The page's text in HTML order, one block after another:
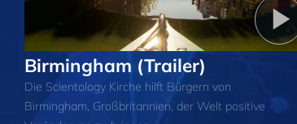
Birmingham (Trailer)
Die Scientology Kirche hilft Bürgern von
Birmingham, Großbritannien, der Welt positive